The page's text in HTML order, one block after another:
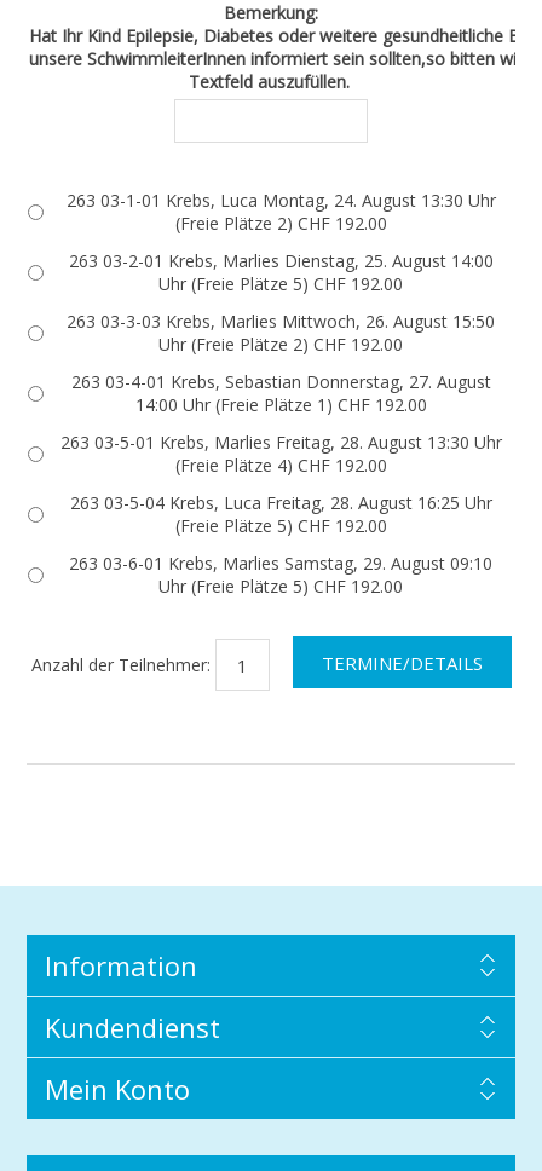
Bemerkung:
Hat Ihr Kind Epilepsie, Diabetes oder weitere gesundheitliche
unsere SchwimmleiterInnen informiert sein sollten,so bitten wir
Textfeld auszufüllen.
263 03-1-01 Krebs, Luca Montag, 24. August 13:30 Uhr
(Freie Plätze 2) CHF 192.00
263 03-2-01 Krebs, Marlies Dienstag, 25. August 14:00
Uhr (Freie Plätze 5) CHF 192.00
263 03-3-03 Krebs, Marlies Mittwoch, 26. August 15:50
Uhr (Freie Plätze 2) CHF 192.00
263 03-4-01 Krebs, Sebastian Donnerstag, 27. August
14:00 Uhr (Freie Plätze 1) CHF 192.00
263 03-5-01 Krebs, Marlies Freitag, 28. August 13:30 Uhr
(Freie Plätze 4) CHF 192.00
263 03-5-04 Krebs, Luca Freitag, 28. August 16:25 Uhr
(Freie Plätze 5) CHF 192.00
263 03-6-01 Krebs, Marlies Samstag, 29. August 09:10
Uhr (Freie Plätze 5) CHF 192.00
Anzahl der Teilnehmer:
Information
Kundendienst
Mein Konto